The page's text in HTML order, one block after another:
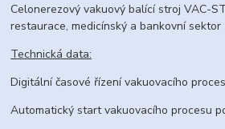
Celonerezový vakuový balící stroj VAC-
restaurace, medicínský a bankovní sektor .
Technická data:
Digitální časové řízení vakuovacího
Automatický start vakuovacího procesu